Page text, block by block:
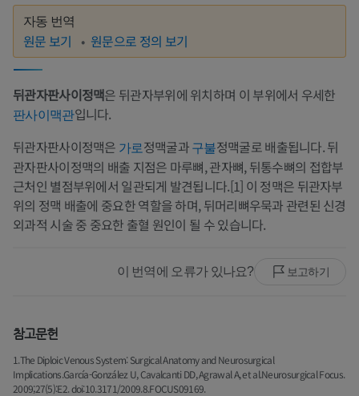
자동 번역
원문 보기 원문으로 정의 보기
뒤관자판사이정맥은 뒤관자부위에 위치하며 이 부위에서 우세한
판사이맥관입니다.
뒤관자판사이정맥은 가로정맥굴과구불정맥굴로 배출됩니다. 뒤
관자판사이정맥의 배출 지점은 마루뼈, 관자뼈, 뒤통수뼈의 접합부
근처인 별점부위에서 일관되게 발견됩니다.[1] 이 정맥은 뒤관자부
위의 정맥 배출에 중요한 역할을 하며, 뒤머리뼈우묵과 관련된 신경
외과적 시술 중 중요한 출혈 원인이 될 수 있습니다.
이 번역에 오류가 있나요? 보고하기
참고문헌
1.The Diploic Venous System: Surgical Anatomy and Neurosurgical
Implications.García-González U, Cavalcanti DD, Agrawal A, et al.Neurosurgical Focus.
2009;27(5):E2. doi:10.3171/2009.8.FOCUS09169.